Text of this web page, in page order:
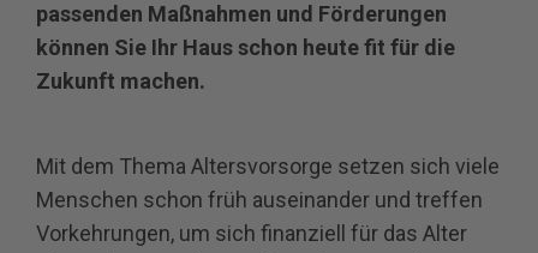
passenden Maßnahmen und Förderungen
können Sie Ihr Haus schon heute fit für die
Zukunft machen.
Mit dem Thema Altersvorsorge setzen sich viele
Menschen schon früh auseinander und treffen
Vorkehrungen, um sich finanziell für das Alter